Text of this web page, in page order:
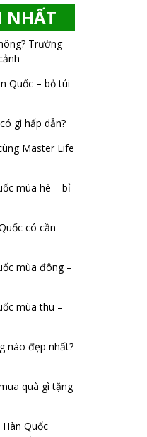
NHẤT
Trường
Quốc – bỏ túi
gì hấp dẫn?
Master Life
mùa hè – bỉ
có cần
mùa đông –
mùa thu –
nào đẹp nhất?
quà gì tặng
Quốc